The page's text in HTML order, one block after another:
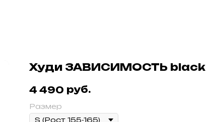
Худи ЗАВИСИМОСТЬ black
4 490 руб.
Размер